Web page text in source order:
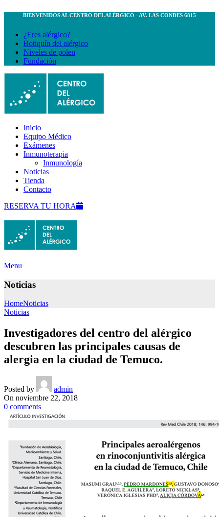
BIENVENIDOS AL CENTRO DEL ALÉRGICO - AV. LAS CONDES 6815
¿Eres alérgico?
Botiquín del alérgico
Niveles de polen
Fundación
Inicio
Equipo Médico
Exámenes
Inmunoterapia
Inmunología
Noticias
Tienda
Contacto
RESERVA TU HORA
Menu
Noticias
HomeNoticias
Noticias
Investigadores del centro del alérgico
descubren las principales causas de
alergia en la ciudad de Temuco.
Posted by
admin
On noviembre 22, 2018
0 comments